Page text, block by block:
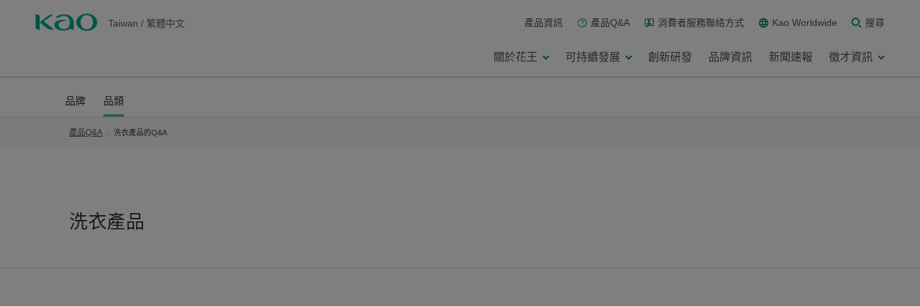
Taiwan / 繁體中文 產品資訊 產品Q&A 消費者服務聯絡方式 Kao Worldwide 搜尋
關於花王 可持續發展 創新研發 品牌資訊 新聞速報 徵才資訊
品牌 品類
產品Q&A 洗衣產品的Q&A
洗衣產品